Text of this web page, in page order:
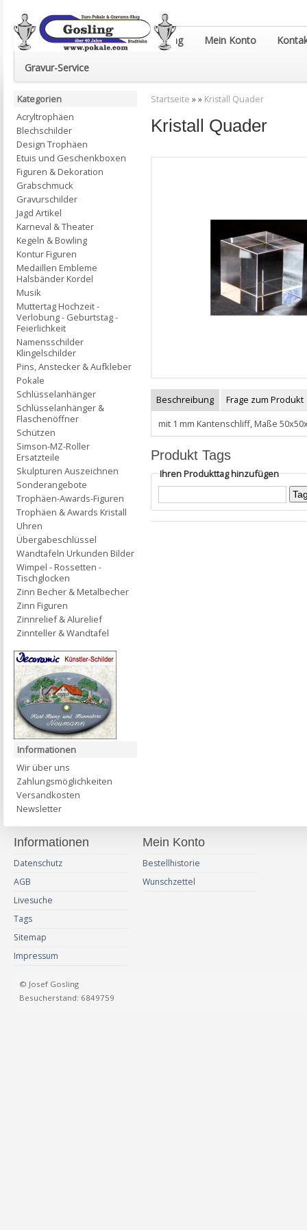
Euro-Pokale & Gravur-Shop Gosling Mein Konto
Gravur-Service
Startseite »» Kristall Quader
Kristall Quader
Beschreibung
Frage zum Produkt
mit 1 mm Kantenschliff, Maße
Produkt Tags
Ihren Produkttag hinzufügen
Kategorien
Acryltrophäen
Blechschilder
Design Trophäen
Etuis und Geschenkboxen
Figuren & Dekoration
Grabschmuck
Gravurschilder
Jagd Artikel
Karneval & Theater
Kegeln & Bowling
Kontur Figuren
Medaillen Embleme
Halsbänder Kordel
Musik
Muttertag Hochzeit -
Verlobung - Geburtstag -
Feierlichkeit
Namensschilder
Klingelschilder
Pins, Anstecker & Aufkleber
Pokale
Schlüsselanhänger
Schlüsselanhänger &
Flaschenöffner
Schützen
Simson-MZ-Roller
Ersatzteile
Skulpturen Auszeichnen
Sonderangebote
Trophäen-Awards-Figuren
Trophäen & Awards Kristall
Uhren
Übergabeschlüssel
Wandtafeln Urkunden Bilder
Wimpel - Rossetten -
Tischglocken
Zinn Becher & Metalbecher
Zinn Figuren
Zinnrelief & Alurelief
Zinnteller & Wandtafel
Informationen
Wir über uns
Zahlungsmöglichkeiten
Versandkosten
Newsletter
Informationen
Datenschutz
AGB
Livesuche
Tags
Sitemap
Impressum
Mein Konto
Bestellhistorie
Wunschzettel
© Josef Gosling
Besucherstand: 6849759